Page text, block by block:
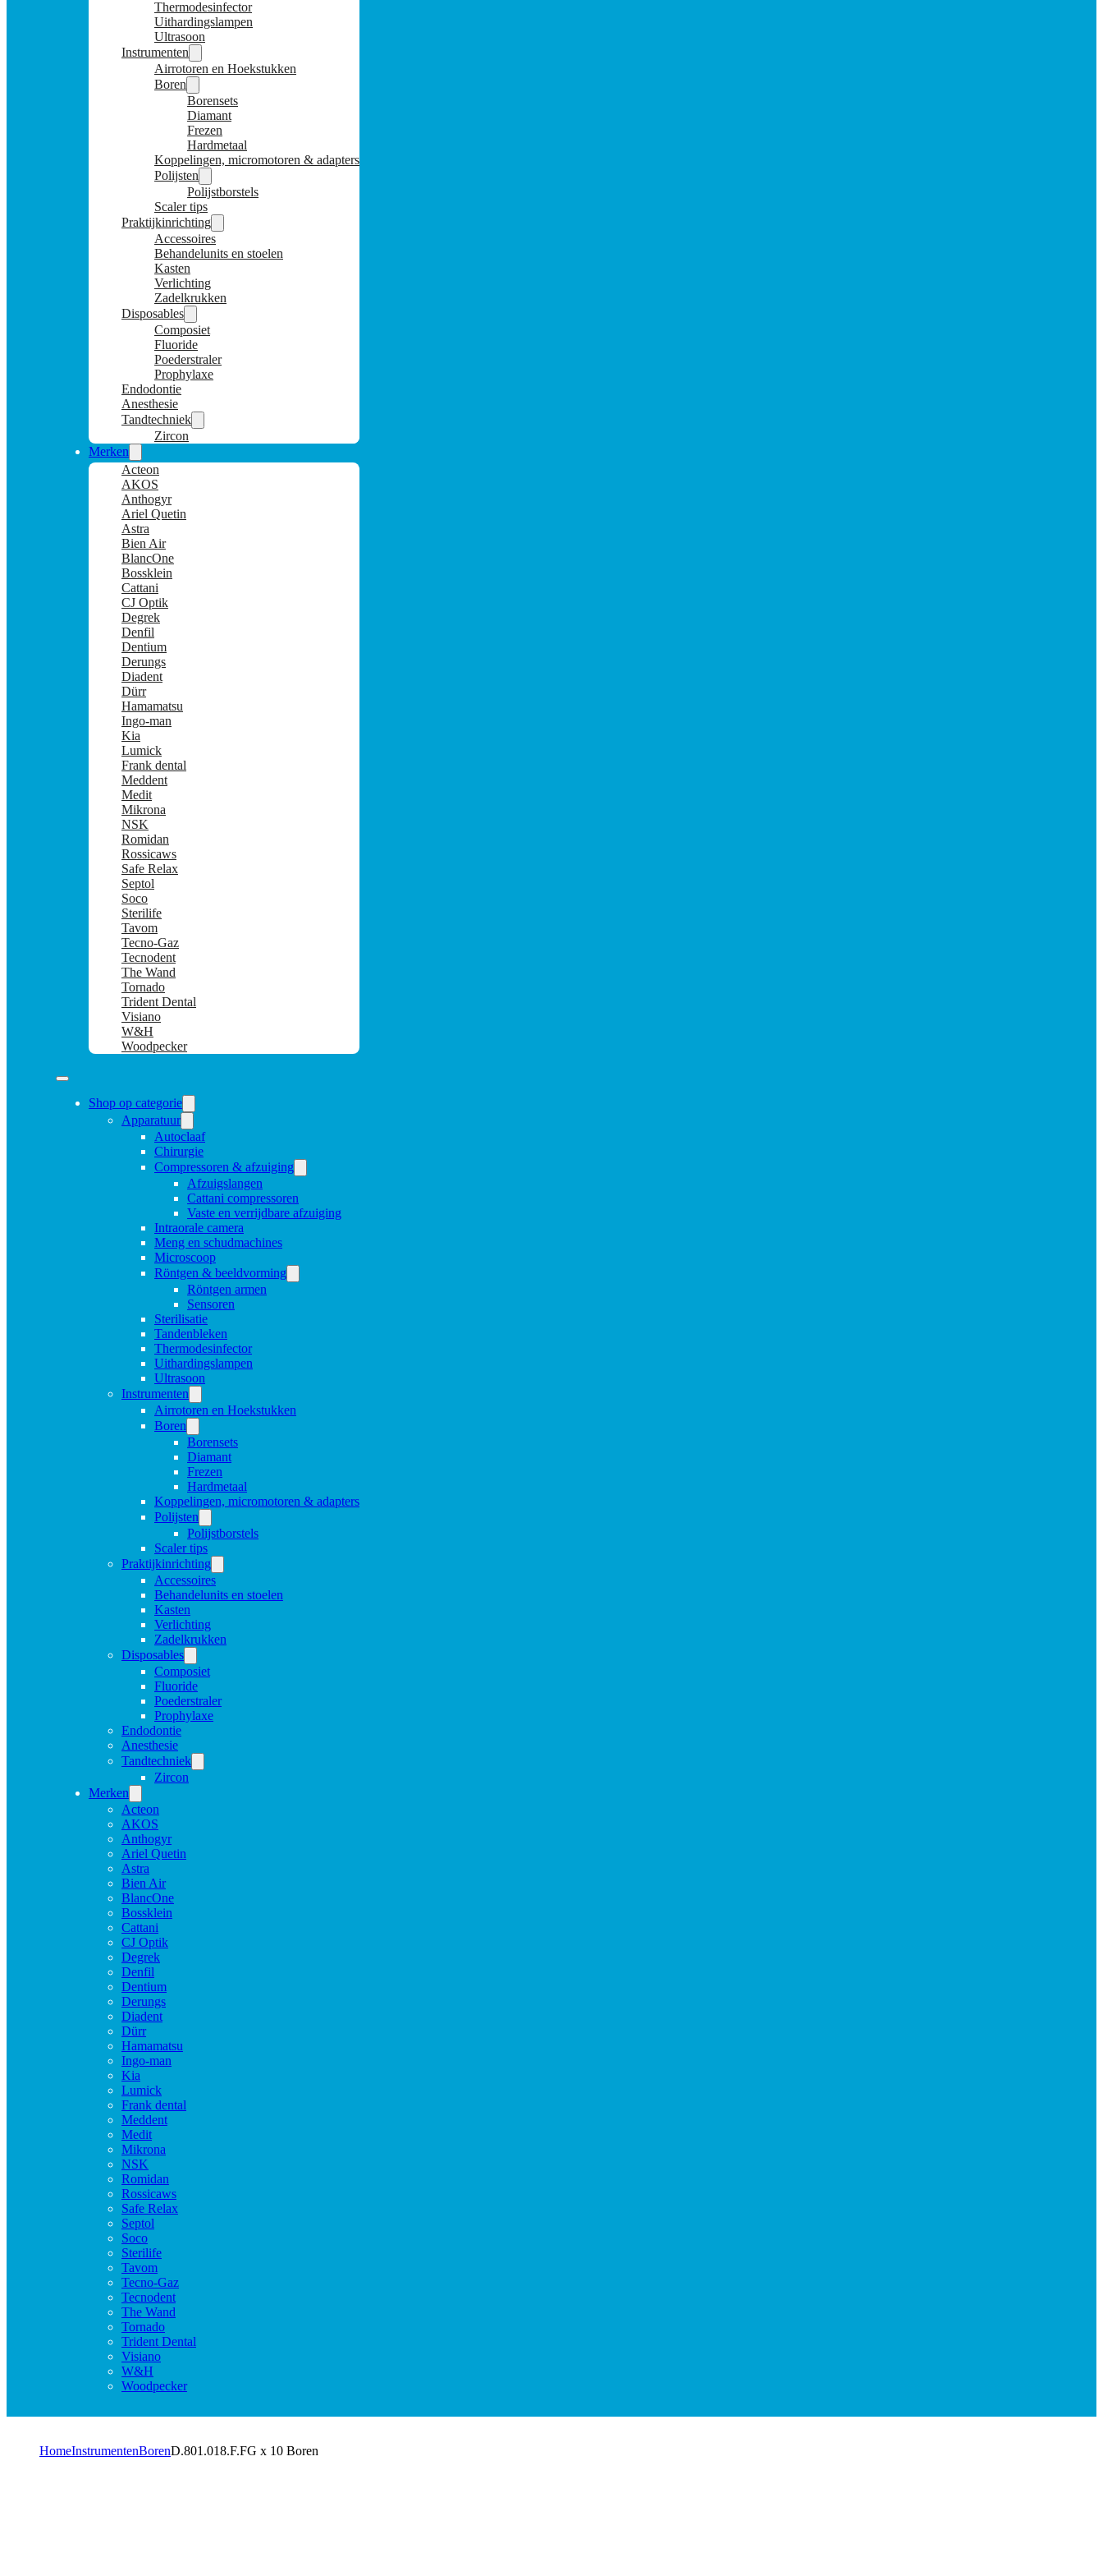
Thermodesinfector
Uithardingslampen
Ultrasoon
Instrumenten
Airrotoren en Hoekstukken
Boren
Borensets
Diamant
Frezen
Hardmetaal
Koppelingen, micromotoren & adapters
Polijsten
Polijstborstels
Scaler tips
Praktijkinrichting
Accessoires
Behandelunits en stoelen
Kasten
Verlichting
Zadelkrukken
Disposables
Composiet
Fluoride
Poederstraler
Prophylaxe
Endodontie
Anesthesie
Tandtechniek
Zircon
Merken
Acteon
AKOS
Anthogyr
Ariel Quetin
Astra
Bien Air
BlancOne
Bossklein
Cattani
CJ Optik
Degrek
Denfil
Dentium
Derungs
Diadent
Dürr
Hamamatsu
Ingo-man
Kia
Lumick
Frank dental
Meddent
Medit
Mikrona
NSK
Romidan
Rossicaws
Safe Relax
Septol
Soco
Sterilife
Tavom
Tecno-Gaz
Tecnodent
The Wand
Tornado
Trident Dental
Visiano
W&H
Woodpecker
Shop op categorie
Apparatuur
Autoclaaf
Chirurgie
Compressoren & afzuiging
Afzuigslangen
Cattani compressoren
Vaste en verrijdbare afzuiging
Intraorale camera
Meng en schudmachines
Microscoop
Röntgen & beeldvorming
Röntgen armen
Sensoren
Sterilisatie
Tandenbleken
Thermodesinfector
Uithardingslampen
Ultrasoon
Instrumenten
Airrotoren en Hoekstukken
Boren
Borensets
Diamant
Frezen
Hardmetaal
Koppelingen, micromotoren & adapters
Polijsten
Polijstborstels
Scaler tips
Praktijkinrichting
Accessoires
Behandelunits en stoelen
Kasten
Verlichting
Zadelkrukken
Disposables
Composiet
Fluoride
Poederstraler
Prophylaxe
Endodontie
Anesthesie
Tandtechniek
Zircon
Merken
Acteon
AKOS
Anthogyr
Ariel Quetin
Astra
Bien Air
BlancOne
Bossklein
Cattani
CJ Optik
Degrek
Denfil
Dentium
Derungs
Diadent
Dürr
Hamamatsu
Ingo-man
Kia
Lumick
Frank dental
Meddent
Medit
Mikrona
NSK
Romidan
Rossicaws
Safe Relax
Septol
Soco
Sterilife
Tavom
Tecno-Gaz
Tecnodent
The Wand
Tornado
Trident Dental
Visiano
W&H
Woodpecker
HomeInstrumentenBorenD.801.018.F.FG x 10 Boren